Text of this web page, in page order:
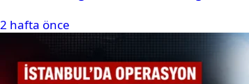
2 hafta önce